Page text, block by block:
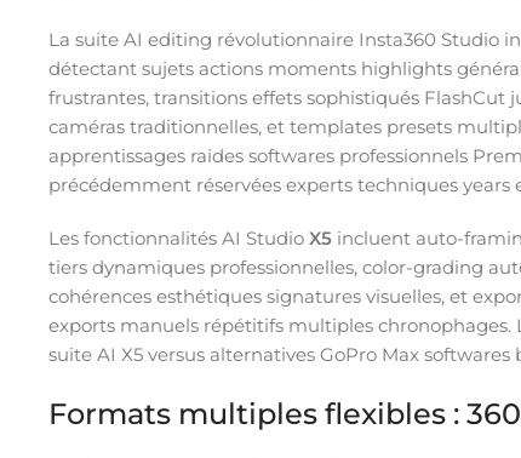
La suite AI editing révolutionnaire Insta360 Studio
détectant sujets actions moments highlights
frustrantes, transitions effets sophistiqués
caméras traditionnelles, et templates presets
apprentissages raides softwares professionnels
précédemment réservées experts techniques years
Les fonctionnalités AI Studio X5 incluent auto-
tiers dynamiques professionnelles, color-grading
cohérences esthétiques signatures visuelles, et
exports manuels répétitifs multiples chronophages.
suite AI X5 versus alternatives GoPro Max
Formats multiples flexibles :